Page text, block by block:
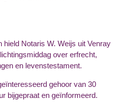
hield Notaris W. Weijs uit Venray
over erfrecht,
en levenstestament.
gehoor van 30
bijgepraat en geïnformeerd.